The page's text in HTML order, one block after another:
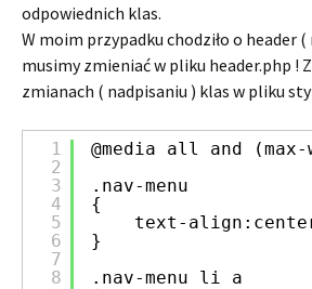
odpowiednich klas.
W moim przypadku chodziło o header (
musimy zmieniać w pliku header.php !
zmianach ( nadpisaniu ) klas w pliku
1
2
3
4
5
6
7
8
@media all and
.nav-menu
{
text-
}
.nav-menu li a